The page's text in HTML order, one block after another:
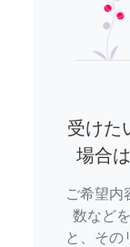
受けた
場合
ご希望内
数など
と、その